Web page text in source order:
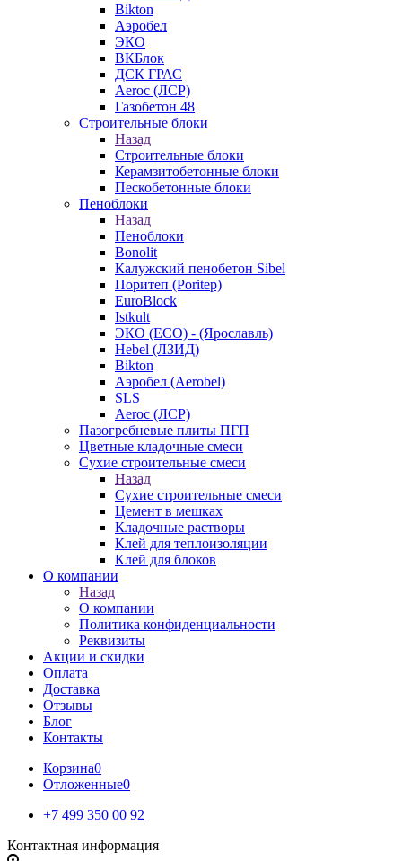
Bikton
Аэробел
ЭКО
ВКБлок
ДСК ГРАС
Aeroc (ЛСР)
Газобетон 48
Строительные блоки
Назад
Строительные блоки
Керамзитобетонные блоки
Пескобетонные блоки
Пеноблоки
Назад
Пеноблоки
Bonolit
Калужский пенобетон Sibel
Поритеп (Poritep)
EuroBlock
Istkult
ЭКО (ECO) - (Ярославль)
Hebel (ЛЗИД)
Bikton
Аэробел (Aerobel)
SLS
Aeroc (ЛСР)
Пазогребневые плиты ПГП
Цветные кладочные смеси
Сухие строительные смеси
Назад
Сухие строительные смеси
Цемент в мешках
Кладочные растворы
Клей для теплоизоляции
Клей для блоков
О компании
Назад
О компании
Политика конфиденциальности
Реквизиты
Акции и скидки
Оплата
Доставка
Отзывы
Блог
Контакты
Корзина0
Отложенные0
+7 499 350 00 92
Контактная информация